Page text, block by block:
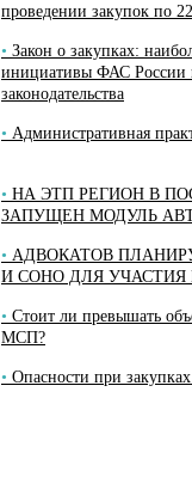
проведении закупок по
Закон о закупках:
инициативы ФАС России
законодательства
Административная
НА ЭТП РЕГИОН В
ЗАПУЩЕН МОДУЛЬ
АДВОКАТОВ
И СОНО ДЛЯ УЧАСТИЯ
Стоит ли превышать
МСП?
Опасности при